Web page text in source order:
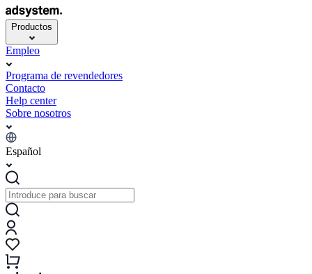
Productos
Empleo
Programa de revendedores
Contacto
Help center
Sobre nosotros
Español